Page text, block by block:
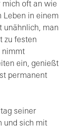
mich oft an wie
Leben in einem
unähnlich, man
zu festen
nimmt
ein, genießt
permanent
seiner
und sich mit